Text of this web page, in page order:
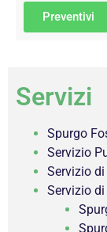
Preventivi
Servizi
Spurgo
Servizio
Servizio
Servizio